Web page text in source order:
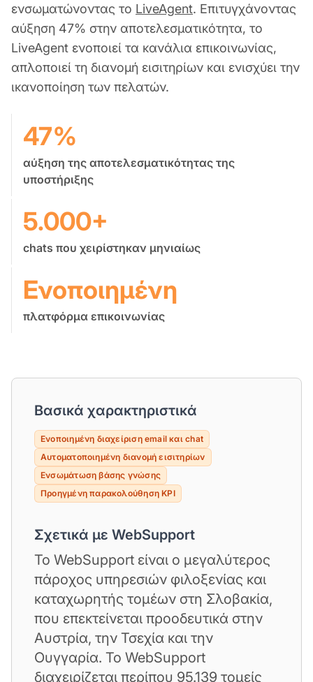
ενσωματώνοντας το LiveAgent. Επιτυγχάνοντας
αύξηση 47% στην αποτελεσματικότητα, το
LiveAgent ενοποιεί τα κανάλια επικοινωνίας,
απλοποιεί τη διανομή εισιτηρίων και ενισχύει την
ικανοποίηση των πελατών.
47%
αύξηση της αποτελεσματικότητας της
υποστήριξης
5.000+
chats που χειρίστηκαν μηνιαίως
Ενοποιημένη
πλατφόρμα επικοινωνίας
Βασικά χαρακτηριστικά
Ενοποιημένη διαχείριση email και chat
Αυτοματοποιημένη διανομή εισιτηρίων
Ενσωμάτωση βάσης γνώσης
Προηγμένη παρακολούθηση KPI
Σχετικά με WebSupport
Το WebSupport είναι ο μεγαλύτερος
πάροχος υπηρεσιών φιλοξενίας και
καταχωρητής τομέων στη Σλοβακία,
που επεκτείνεται προοδευτικά στην
Αυστρία, την Τσεχία και την
Ουγγαρία. Το WebSupport
διαχειρίζεται περίπου 95.139 τομείς